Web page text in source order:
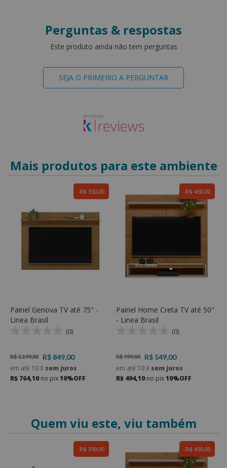
Perguntas & respostas
Este produto ainda não tem perguntas
SEJA O PRIMEIRO A PERGUNTAR
Mais produtos para este ambiente
R$ 350,00
Painel Genova TV até 75" -
Linea Brasil
(0)
R$ 1.199,00
R$ 849,00
em até 10X sem juros
R$ 764,10no pix10%OFF
R$ 450,00
Painel Home Creta TV até 50"
- Linea Brasil
(0)
R$ 999,00
R$ 549,00
em até 10X sem juros
R$ 494,10no pix10%OFF
Quem viu este, viu também
R$ 350,00 R$ 450,00